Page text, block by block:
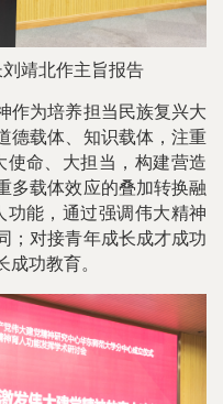
靖北作主旨报告
为培养担当民族复兴大
德载体、知识载体，注重
使命、大担当，构建营造
多载体效应的叠加转换融
功能，通过强调伟大精神
；对接青年成长成才成功
功教育。